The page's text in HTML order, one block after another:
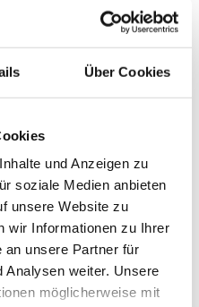
Über Cookies
und Anzeigen zu
soziale Medien anbieten
unsere Website zu
wir Informationen zu Ihrer
an unsere Partner für
Analysen weiter. Unsere
möglicherweise mit
Mangalitza
Yuzu Schalen-Pulver,